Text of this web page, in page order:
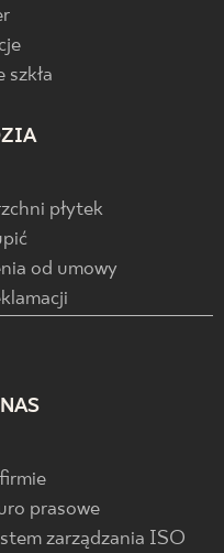
płytek
od umowy
prasowe
zarządzania ISO